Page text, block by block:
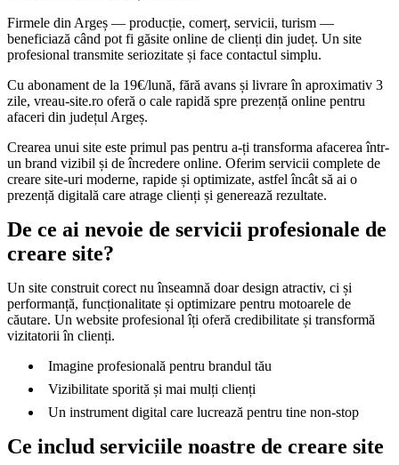
Firmele din Argeș — producție, comerț, servicii, turism —
beneficiază când pot fi găsite online de clienți din județ. Un site
profesional transmite seriozitate și face contactul simplu.
Cu abonament de la 19€/lună, fără avans și livrare în aproximativ 3
zile, vreau-site.ro oferă o cale rapidă spre prezență online pentru
afaceri din județul Argeș.
Crearea unui site este primul pas pentru a-ți transforma afacerea într-
un brand vizibil și de încredere online. Oferim servicii complete de
creare site-uri moderne, rapide și optimizate, astfel încât să ai o
prezență digitală care atrage clienți și generează rezultate.
De ce ai nevoie de servicii profesionale de
creare site?
Un site construit corect nu înseamnă doar design atractiv, ci și
performanță, funcționalitate și optimizare pentru motoarele de
căutare. Un website profesional îți oferă credibilitate și transformă
vizitatorii în clienți.
Imagine profesională pentru brandul tău
Vizibilitate sporită și mai mulți clienți
Un instrument digital care lucrează pentru tine non-stop
Ce includ serviciile noastre de creare site